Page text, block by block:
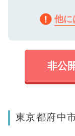
他に
非公
東京都府中